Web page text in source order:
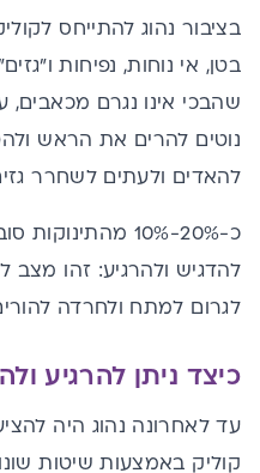
בציבור נהוג להתייחס
בטן, אי נוחות, נפיחות
שהבכי אינו נגרם
נוטים להרים את הראש
להאדים ולעתים לשחרר
כ-20%-10%
להדגיש ולהרגיע: זהו
לגרום למתח ולחרדה
כיצד ניתן להרגיע
עד לאחרונה נהוג היה
קוליק באמצעות שיטות